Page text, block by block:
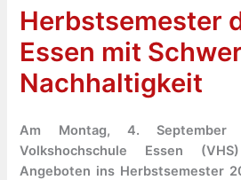
Herbstsemester
Essen mit
Nachhaltigkeit
Am Montag, 4.
Volkshochschule Essen
Angeboten ins Herbstsemester